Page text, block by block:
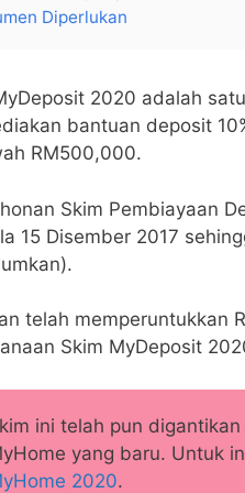
Diperlukan
2020 adalah
bantuan deposit
RM500,000.
Skim Pembiayaan
15 Disember 2017
telah memperuntukkan
Skim MyDeposit
ini telah pun
yang baru. Untuk
2020.